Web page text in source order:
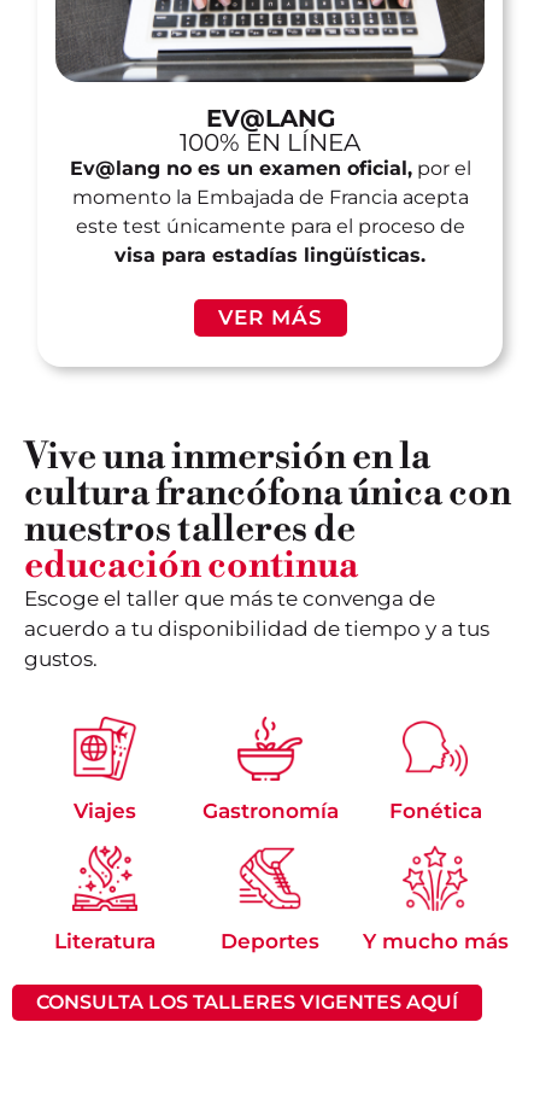
EV@LANG
100% EN LÍNEA
Ev@lang no es un examen oficial,por el
momento la Embajada de Francia acepta
este test únicamente para el proceso de
visa para estadías lingüísticas.
VER MÁS
Vive una inmersión en la
cultura francófona única con
nuestros talleres de
educación continua
Escoge el taller que más te convenga de
acuerdo a tu disponibilidad de tiempo y a tus
gustos.
Viajes Gastronomía Fonética
Literatura Deportes Y mucho más
CONSULTA LOS TALLERES VIGENTES AQUÍ